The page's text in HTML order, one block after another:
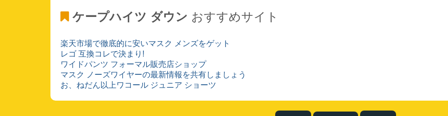
ケープハイツ ダウン おすすめサイト
楽天市場で徹底的に安いマスク メンズをゲット
レゴ 互換コレで決まり!
ワイドパンツ フォーマル販売店ショップ
マスク ノーズワイヤーの最新情報を共有しましょう
お、ねだん以上ワコール ジュニア ショーツ